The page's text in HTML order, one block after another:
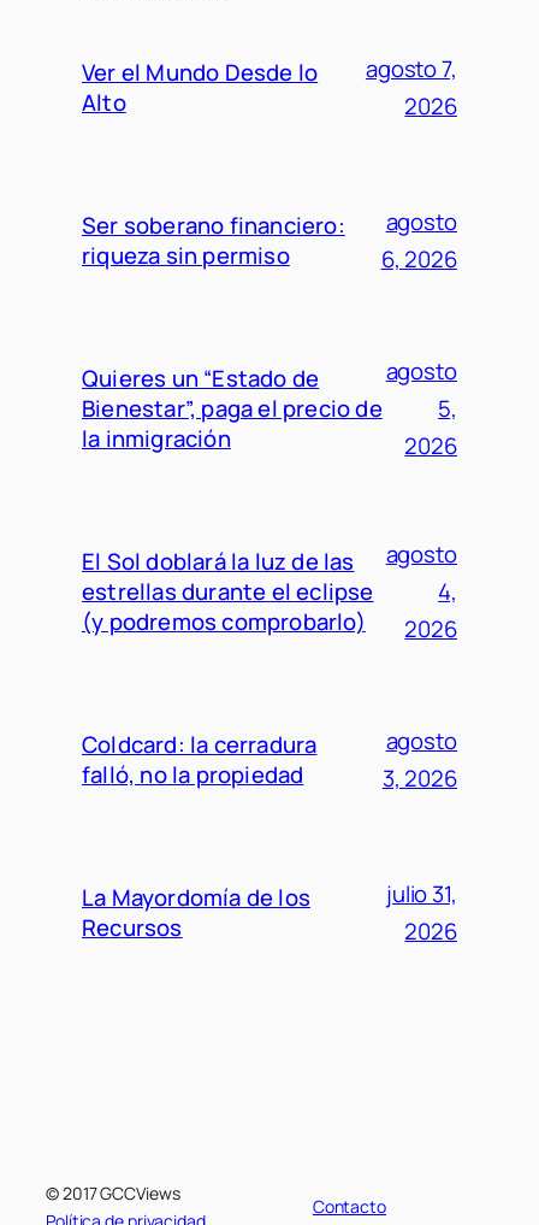
Ver el Mundo Desde lo
Alto
agosto 7,
2026
Ser soberano financiero:
riqueza sin permiso
agosto
6, 2026
Quieres un “Estado de
Bienestar”, paga el precio de
la inmigración
agosto
5,
2026
El Sol doblará la luz de las
estrellas durante el eclipse
(y podremos comprobarlo)
agosto
4,
2026
Coldcard: la cerradura
falló, no la propiedad
agosto
3, 2026
La Mayordomía de los
Recursos
julio 31,
2026
© 2017 GCCViews
Política de privacidad
Contacto